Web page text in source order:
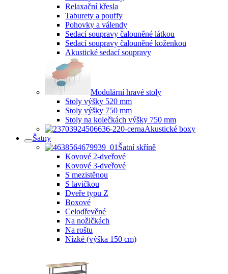
Relaxační křesla
Taburety a pouffy
Pohovky a válendy
Sedací soupravy čalouněné látkou
Sedací soupravy čalouněné koženkou
Akustické sedací soupravy
Modulární hravé stoly
Stoly výšky 520 mm
Stoly výšky 750 mm
Stoly na kolečkách výšky 750 mm
Akustické boxy
Šatny
Šatní skříně
Kovové 2-dveřové
Kovové 3-dveřové
S mezistěnou
S lavičkou
Dveře typu Z
Boxové
Celodřevěné
Na nožičkách
Na roštu
Nízké (výška 150 cm)